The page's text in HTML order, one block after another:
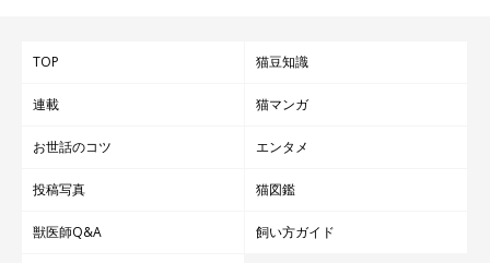
TOP 猫豆知識
連載 猫マンガ
お世話のコツ エンタメ
投稿写真 猫図鑑
獣医師Q&A 飼い方ガイド